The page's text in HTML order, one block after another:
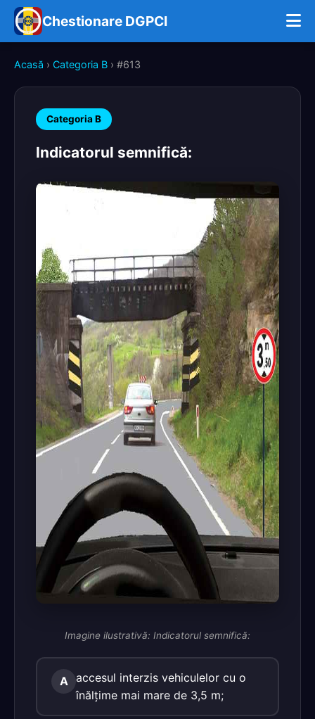
Chestionare DGPCI
Acasă › Categoria B › #613
Categoria B
Indicatorul semnifică:
Imagine ilustrativă: Indicatorul semnifică:
A accesul interzis vehiculelor cu o
înălţime mai mare de 3,5 m;